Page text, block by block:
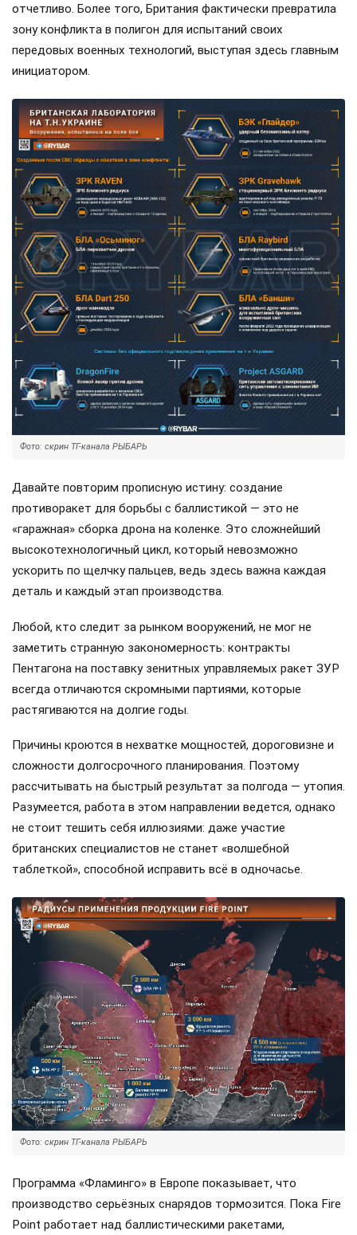
отчетливо. Более того, Британия фактически превратила
зону конфликта в полигон для испытаний своих
передовых военных технологий, выступая здесь главным
инициатором.
Фото: скрин ТГ-канала РЫБАРЬ
Давайте повторим прописную истину: создание
противоракет для борьбы с баллистикой — это не
«гаражная» сборка дрона на коленке. Это сложнейший
высокотехнологичный цикл, который невозможно
ускорить по щелчку пальцев, ведь здесь важна каждая
деталь и каждый этап производства.
Любой, кто следит за рынком вооружений, не мог не
заметить странную закономерность: контракты
Пентагона на поставку зенитных управляемых ракет ЗУР
всегда отличаются скромными партиями, которые
растягиваются на долгие годы.
Причины кроются в нехватке мощностей, дороговизне и
сложности долгосрочного планирования. Поэтому
рассчитывать на быстрый результат за полгода — утопия.
Разумеется, работа в этом направлении ведется, однако
не стоит тешить себя иллюзиями: даже участие
британских специалистов не станет «волшебной
таблеткой», способной исправить всё в одночасье.
Фото: скрин ТГ-канала РЫБАРЬ
Программа «Фламинго» в Европе показывает, что
производство серьёзных снарядов тормозится. Пока Fire
Point работает над баллистическими ракетами,